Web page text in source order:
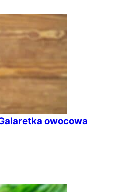
owocowa